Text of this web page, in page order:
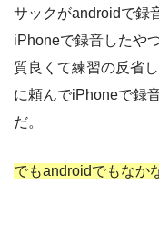
サックがandroidで録
iPhoneで録音したや
質良くて練習の反省
に頼んでiPhoneで録
だ。
でもandroidでもなか